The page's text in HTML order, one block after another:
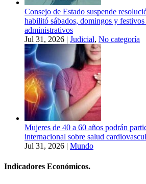
Consejo de Estado suspende
habilitó sábados, domingos y festivos
administrativos
Jul 31, 2026 | Judicial, No categoría
Mujeres de 40 a 60 años podrán
internacional sobre salud
Jul 31, 2026 | Mundo
Indicadores Económicos.